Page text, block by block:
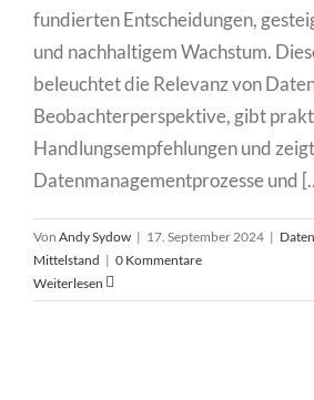
fundierten Entscheidungen,
und nachhaltigem Wachstum.
beleuchtet die Relevanz von
Beobachterperspektive, gibt
Handlungsempfehlungen und
Datenmanagementprozesse und
Von Andy Sydow | 17. September 2024 |
Mittelstand | 0 Kommentare
Weiterlesen